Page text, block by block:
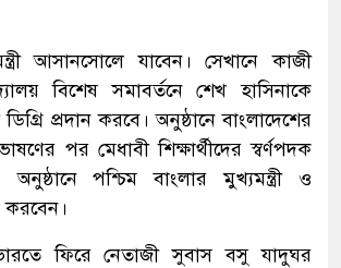
আসানসোলে যাবেন। সেখানে কাজী
বিশেষ সমাবর্তনে শেখ হাসিনাকে
প্রদান করবে। অনুষ্ঠানে বাংলাদেশের
ভাষণের পর মেধাবী শিক্ষার্থীদের স্বর্ণপদক
অনুষ্ঠানে পশ্চিম বাংলার মুখ্যমন্ত্রী ও
করবেন।
ফিরে নেতাজী সুবাস বসু যাদুঘর